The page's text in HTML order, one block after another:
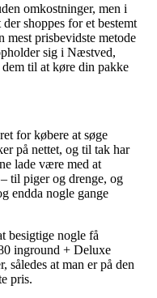
omkostninger, men i
shoppes for et bestemt
mest prisbevidste metode
sig i Næstved,
til at køre din pakke
for købere at søge
på nettet, og til tak har
lade være med at
til piger og drenge, og
endda nogle gange
besigtige nogle få
inground + Deluxe
således at man er på den
pris.